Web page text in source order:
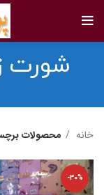
شورت
خانه محصولات
-30%